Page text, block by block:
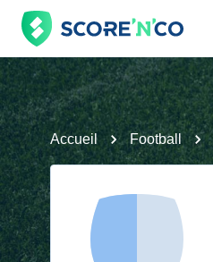
Accueil Football